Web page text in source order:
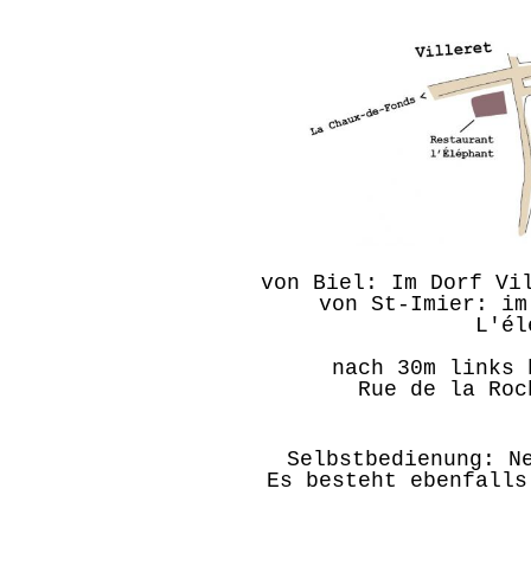
von Biel: Im Dorf
von St-Imier:
nach 30m
Rue de la
Selbstbedienung:
Es besteht